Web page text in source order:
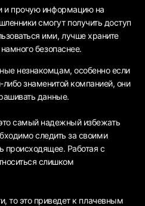
и прочую информацию на
смогут получить доступ
ими, лучше храните
безопаснее.
незнакомцам, особенно если
знаменитой компанией, они
данные.
самый надежный избежать
следить за своими
происходящее. Работая с
слишком
то это приведет к плачевным